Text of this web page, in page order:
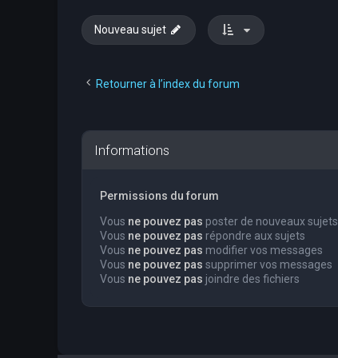
Nouveau sujet
Retourner à l’index du forum
Informations
Permissions du forum
Vous ne pouvez pas poster de nouveaux sujets
Vous ne pouvez pas répondre aux sujets
Vous ne pouvez pas modifier vos messages
Vous ne pouvez pas supprimer vos messages
Vous ne pouvez pas joindre des fichiers